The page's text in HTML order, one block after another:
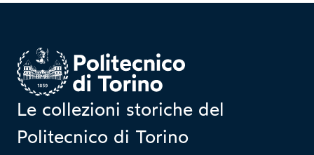
Homepage
Le collezioni storiche del
Politecnico di Torino